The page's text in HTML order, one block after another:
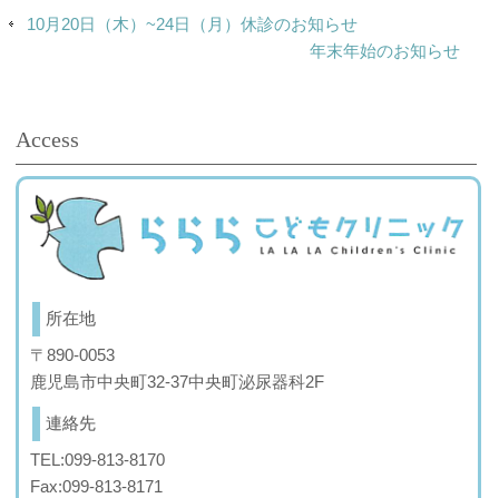
10月20日（木）~24日（月）休診のお知らせ
年末年始のお知らせ
Access
所在地
〒890-0053
鹿児島市中央町32-37中央町泌尿器科2F
連絡先
TEL:099-813-8170
Fax:099-813-8171